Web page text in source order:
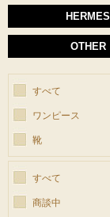
HERMES
OTHER
すべて
ワンピース
靴
すべて
商談中